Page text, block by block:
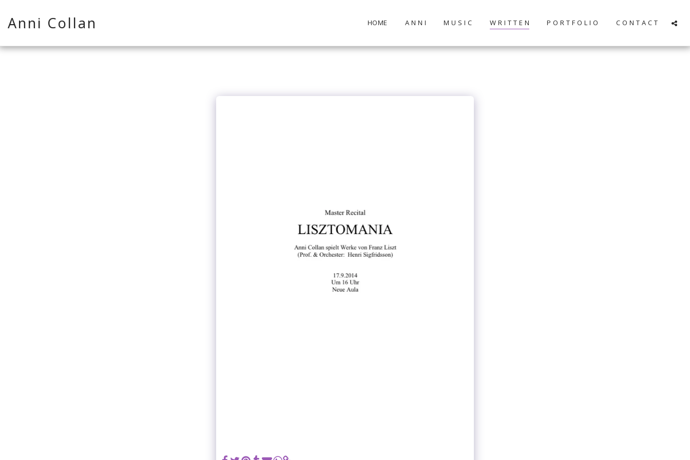
Anni Collan HOME A N N I M U S I C W R I T T E N P O R T F O L I O C O N T A C T